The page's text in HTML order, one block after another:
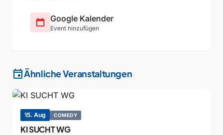
Google Kalender
Event hinzufügen
eventÄhnliche Veranstaltungen
15. Aug COMEDY
KI SUCHT WG